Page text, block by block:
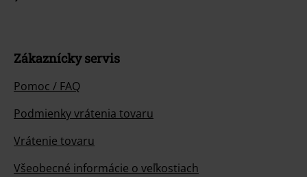
Zákaznícky servis
Pomoc / FAQ
Podmienky vrátenia tovaru
Vrátenie tovaru
Všeobecné informácie o veľkostiach